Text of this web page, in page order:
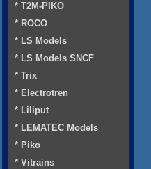
* T2M-PIKO
* ROCO
* LS Models
* LS Models SNCF
* Trix
* Electrotren
* Liliput
* LEMATEC Models
* Piko
* Vitrains